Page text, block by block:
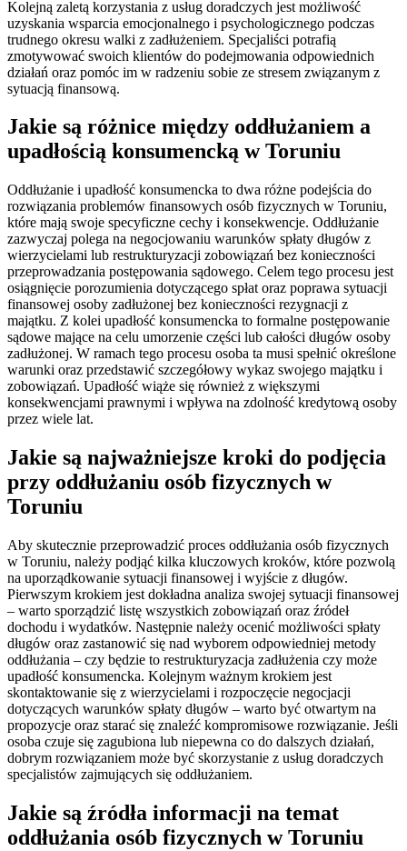
Kolejną zaletą korzystania z usług doradczych jest możliwość
uzyskania wsparcia emocjonalnego i psychologicznego podczas
trudnego okresu walki z zadłużeniem. Specjaliści potrafią
zmotywować swoich klientów do podejmowania odpowiednich
działań oraz pomóc im w radzeniu sobie ze stresem związanym z
sytuacją finansową.
Jakie są różnice między oddłużaniem a
upadłością konsumencką w Toruniu
Oddłużanie i upadłość konsumencka to dwa różne podejścia do
rozwiązania problemów finansowych osób fizycznych w Toruniu,
które mają swoje specyficzne cechy i konsekwencje. Oddłużanie
zazwyczaj polega na negocjowaniu warunków spłaty długów z
wierzycielami lub restrukturyzacji zobowiązań bez konieczności
przeprowadzania postępowania sądowego. Celem tego procesu jest
osiągnięcie porozumienia dotyczącego spłat oraz poprawa sytuacji
finansowej osoby zadłużonej bez konieczności rezygnacji z
majątku. Z kolei upadłość konsumencka to formalne postępowanie
sądowe mające na celu umorzenie części lub całości długów osoby
zadłużonej. W ramach tego procesu osoba ta musi spełnić określone
warunki oraz przedstawić szczegółowy wykaz swojego majątku i
zobowiązań. Upadłość wiąże się również z większymi
konsekwencjami prawnymi i wpływa na zdolność kredytową osoby
przez wiele lat.
Jakie są najważniejsze kroki do podjęcia
przy oddłużaniu osób fizycznych w
Toruniu
Aby skutecznie przeprowadzić proces oddłużania osób fizycznych
w Toruniu, należy podjąć kilka kluczowych kroków, które pozwolą
na uporządkowanie sytuacji finansowej i wyjście z długów.
Pierwszym krokiem jest dokładna analiza swojej sytuacji finansowej
– warto sporządzić listę wszystkich zobowiązań oraz źródeł
dochodu i wydatków. Następnie należy ocenić możliwości spłaty
długów oraz zastanowić się nad wyborem odpowiedniej metody
oddłużania – czy będzie to restrukturyzacja zadłużenia czy może
upadłość konsumencka. Kolejnym ważnym krokiem jest
skontaktowanie się z wierzycielami i rozpoczęcie negocjacji
dotyczących warunków spłaty długów – warto być otwartym na
propozycje oraz starać się znaleźć kompromisowe rozwiązanie. Jeśli
osoba czuje się zagubiona lub niepewna co do dalszych działań,
dobrym rozwiązaniem może być skorzystanie z usług doradczych
specjalistów zajmujących się oddłużaniem.
Jakie są źródła informacji na temat
oddłużania osób fizycznych w Toruniu